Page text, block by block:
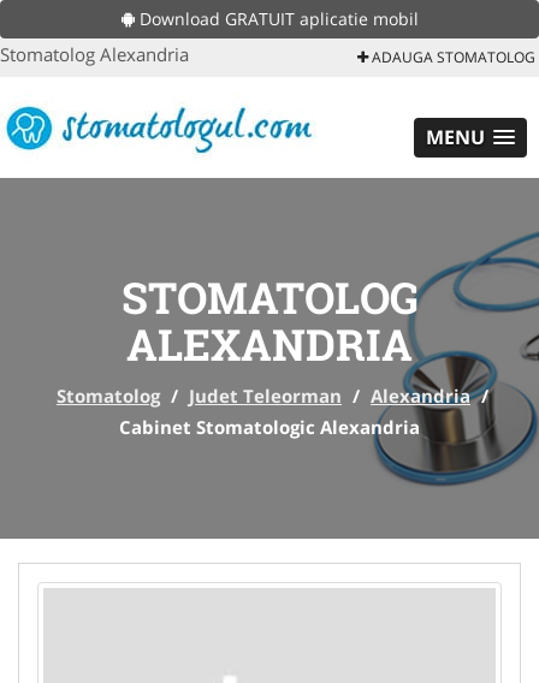
Download GRATUIT aplicatie mobil
Stomatolog Alexandria ADAUGA STOMATOLOG
MENU
STOMATOLOG
ALEXANDRIA
Stomatolog / Judet Teleorman / Alexandria /
Cabinet Stomatologic Alexandria